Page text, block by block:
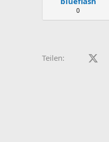
0
Teilen: Facebook